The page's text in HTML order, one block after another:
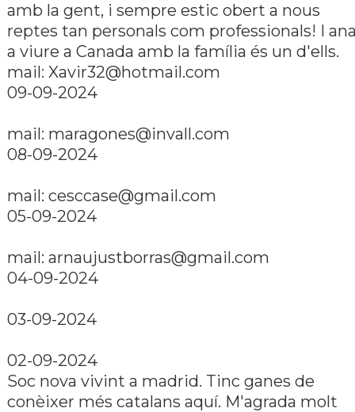
amb la gent, i sempre estic obert a nous
reptes tan personals com professionals! I
a viure a Canada amb la famí­lia és un d'ells.
mail: Xavir32@hotmail.com
09-09-2024
mail: maragones@invall.com
08-09-2024
mail: cesccase@gmail.com
05-09-2024
mail: arnaujustborras@gmail.com
04-09-2024
03-09-2024
02-09-2024
Soc nova vivint a madrid. Tinc ganes de
conèixer més catalans aquí­. M'agrada molt